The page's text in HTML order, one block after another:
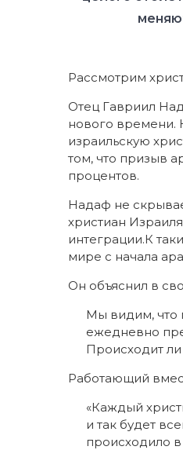
Рассмотрим
Отец Гавриил
нового времени.
израильскую
том, что призыв
процентов.
Надаф не
христиан
интеграции.К
мире с начала
Он объяснил в
Мы видим, что
ежедневно
Происходит ли
Работающий
«Каждый
и так будет
происходило